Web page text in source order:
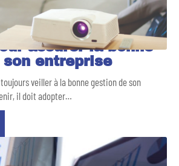
assurer la bonne
entreprise
veiller à la bonne gestion de son
il doit adopter…